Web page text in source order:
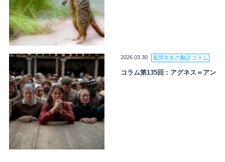
2026.03.30 風間先生の翻訳コラム
コラム第135回：アグネス＝アン